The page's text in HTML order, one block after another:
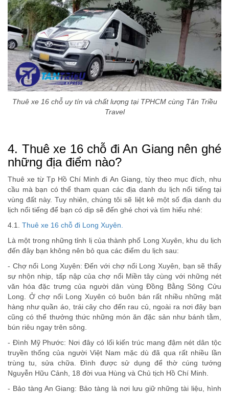
Thuê xe 16 chỗ uy tín và chất lượng tại TPHCM cùng Tân Triều
Travel
4. Thuê xe 16 chỗ đi An Giang nên ghé
những địa điểm nào?
Thuê xe từ Tp Hồ Chí Minh đi An Giang, tùy theo mục đích, nhu
cầu mà bạn có thể tham quan các địa danh du lịch nổi tiếng tại
vùng đất này. Tuy nhiên, chúng tôi sẽ liệt kê một số địa danh du
lịch nổi tiếng để bạn có dịp sẽ đến ghé chơi và tìm hiểu nhé:
4.1. Thuê xe 16 chỗ đi Long Xuyên.
Là một trong những tỉnh lị của thành phố Long Xuyên, khu du lịch
đến đây bạn không nên bỏ qua các điểm du lịch sau:
- Chợ nổi Long Xuyên: Đến với chợ nổi Long Xuyên, bạn sẽ thấy
sự nhộn nhịp, tấp nập của chợ nổi Miền tây cùng với những nét
văn hóa đặc trưng của người dân vùng Đồng Bằng Sông Cửu
Long. Ở chợ nổi Long Xuyên có buôn bán rất nhiều những mặt
hàng như quần áo, trái cây cho đến rau củ, ngoài ra nơi đây bạn
cũng có thể thưởng thức những món ăn đặc sản như bánh tằm,
bún riêu ngay trên sông.
- Đình Mỹ Phước: Nơi đây có lối kiến trúc mang đậm nét dân tộc
truyền thống của người Việt Nam mặc dù đã qua rất nhiều lần
trùng tu, sửa chữa. Đình được sử dụng để thờ cúng tướng
Nguyễn Hữu Cảnh, 18 đời vua Hùng và Chủ tịch Hồ Chí Minh.
- Bảo tàng An Giang: Bảo tàng là nơi lưu giữ những tài liệu, hình